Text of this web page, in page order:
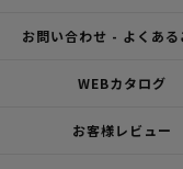
お問い合わせ - よくある
WEBカタログ
お客様レビュー